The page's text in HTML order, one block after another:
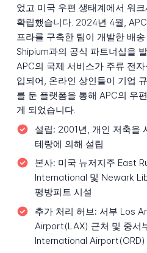
었고 미국 우편 생태계에서 워
확립했습니다. 2024년 4월,
프라를 구축한 팀이 개발한 배
Shipium과의 공식 파트너십을
APC의 국제 서비스가 주류 전
입되어, 온라인 상인들이 기업
를 둔 플랫폼을 통해 APC의 우
게 되었습니다.
설립: 2001년, 개인 저축을
테랑에 의해 설립
본사: 미국 뉴저지주 East
International 및 Newark
평방피트 시설
추가 처리 허브: 서부 Los
Airport(LAX) 근처 및 중서
International Airport(ORD)